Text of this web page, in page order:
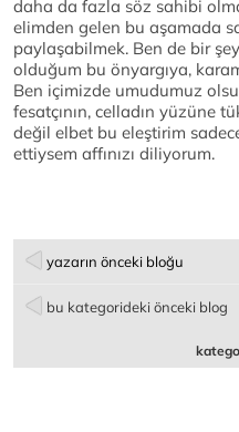
daha da fazla söz sahibi
elimden gelen bu aşamada
paylaşabilmek. Ben de bir
olduğum bu önyargıya,
Ben içimizde umudumuz
fesatçının, celladın yüzüne
değil elbet bu eleştirim
ettiysem affınızı diliyorum.
yazarın önceki bloğu
bu kategorideki önceki blog